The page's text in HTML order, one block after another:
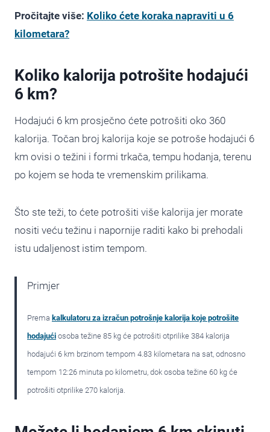
Pročitajte više: Koliko ćete koraka napraviti u 6
kilometara?
Koliko kalorija potrošite hodajući
6 km?
Hodajući 6 km prosječno ćete potrošiti oko 360
kalorija. Točan broj kalorija koje se potroše hodajući 6
km ovisi o težini i formi trkača, tempu hodanja, terenu
po kojem se hoda te vremenskim prilikama.
Što ste teži, to ćete potrošiti više kalorija jer morate
nositi veću težinu i napornije raditi kako bi prehodali
istu udaljenost istim tempom.
Primjer
Prema kalkulatoru za izračun potrošnje kalorija koje potrošite
hodajući osoba težine 85 kg će potrošiti otprilike 384 kalorija
hodajući 6 km brzinom tempom 4.83 kilometara na sat, odnosno
tempom 12:26 minuta po kilometru, dok osoba težine 60 kg će
potrošiti otprilike 270 kalorija.